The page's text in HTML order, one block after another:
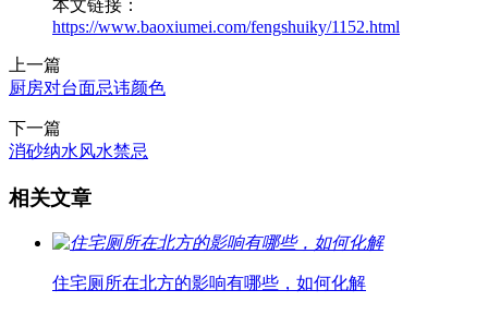
本文链接：
https://www.baoxiumei.com/fengshuiky/1152.html
上一篇
厨房对台面忌讳颜色
下一篇
消砂纳水风水禁忌
相关文章
住宅厕所在北方的影响有哪些，如何化解